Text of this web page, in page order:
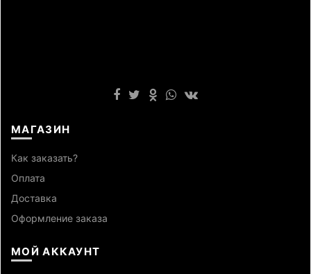
МАГАЗИН
Как заказать?
Оплата
Доставка
Оформление заказа
МОЙ АККАУНТ